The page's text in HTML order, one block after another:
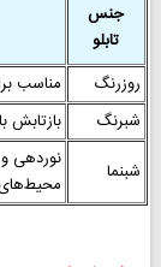
جنس
تابلو
روزرنگ
مناسب
شبرنگ
بازتابش
شبنما
نوردهی